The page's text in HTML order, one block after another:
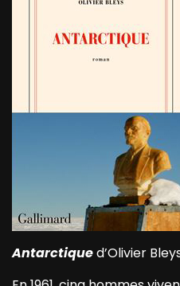
Antarctiqued’Olivier